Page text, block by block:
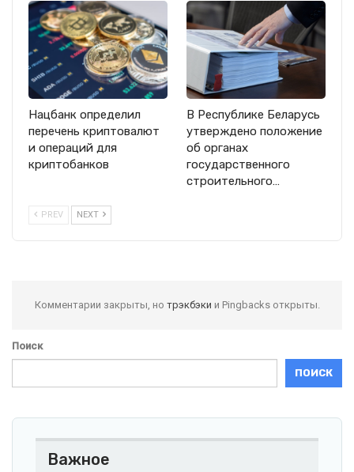
Нацбанк определил
перечень криптовалют
и операций для
криптобанков
В Республике Беларусь
утверждено положение
об органах
государственного
строительного…
PREV NEXT
Комментарии закрыты, но трэкбэки и Pingbacks открыты.
Поиск
ПОИСК
Важное